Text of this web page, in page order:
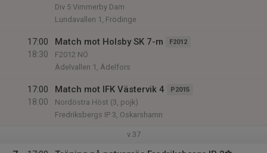
Div 5 Vimmerby Dam
Lundavallen 1, Frödinge
17:00
18:30
Match mot Holsby SK 7-m F2012
F2012 NÖ
Ädelvallen 1, Ädelfors
17:00
18:00
Match mot IFK Västervik 4 P2015
Nordöstra Höst (3, pojk)
Fredriksbergs IP 3, Oskarshamn
v.37